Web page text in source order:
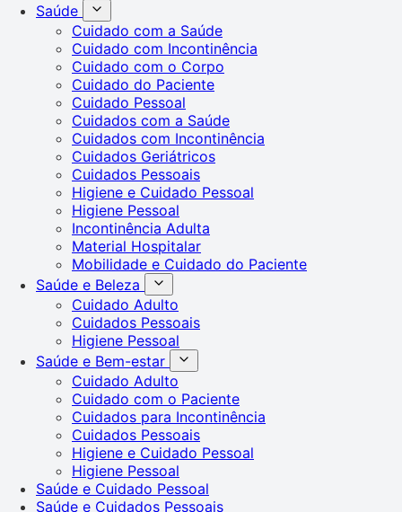
Saúde
Cuidado com a Saúde
Cuidado com Incontinência
Cuidado com o Corpo
Cuidado do Paciente
Cuidado Pessoal
Cuidados com a Saúde
Cuidados com Incontinência
Cuidados Geriátricos
Cuidados Pessoais
Higiene e Cuidado Pessoal
Higiene Pessoal
Incontinência Adulta
Material Hospitalar
Mobilidade e Cuidado do Paciente
Saúde e Beleza
Cuidado Adulto
Cuidados Pessoais
Higiene Pessoal
Saúde e Bem-estar
Cuidado Adulto
Cuidado com o Paciente
Cuidados para Incontinência
Cuidados Pessoais
Higiene e Cuidado Pessoal
Higiene Pessoal
Saúde e Cuidado Pessoal
Saúde e Cuidados Pessoais